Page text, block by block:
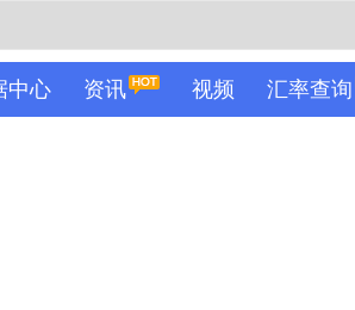
中心 资讯 视频 汇率查询